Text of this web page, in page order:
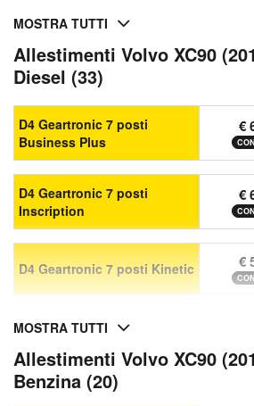
MOSTRA TUTTI
Allestimenti Volvo XC90
Diesel (33)
D4 Geartronic 7 posti
Business Plus
€
D4 Geartronic 7 posti
Inscription
€
D4 Geartronic 7 posti Kinetic €
MOSTRA TUTTI
Allestimenti Volvo XC90
Benzina (20)